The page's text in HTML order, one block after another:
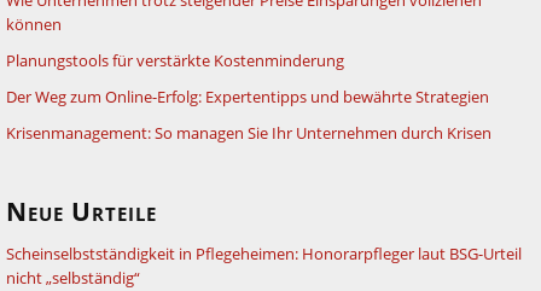
können
Planungstools für verstärkte Kostenminderung
Der Weg zum Online-Erfolg: Expertentipps und bewährte Strategien
Krisenmanagement: So managen Sie Ihr Unternehmen durch Krisen
Neue Urteile
Scheinselbstständigkeit in Pflegeheimen: Honorarpfleger laut BSG-Urteil
nicht „selbständig“